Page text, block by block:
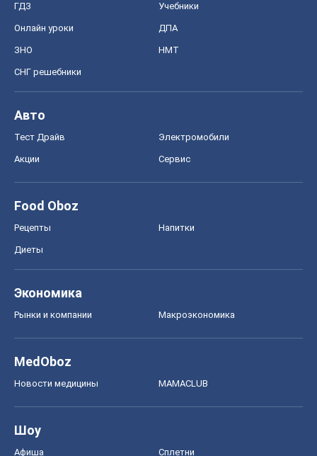
ГДЗ Учебники
Онлайн уроки ДПА
ЗНО НМТ
СНГ решебники
Авто
Тест Драйв Электромобили
Акции Сервис
Food Oboz
Рецепты Напитки
Диеты
Экономика
Рынки и компании Mакроэкономика
MedOboz
Новости медицины MAMACLUB
Шоу
Афиша Сплетни